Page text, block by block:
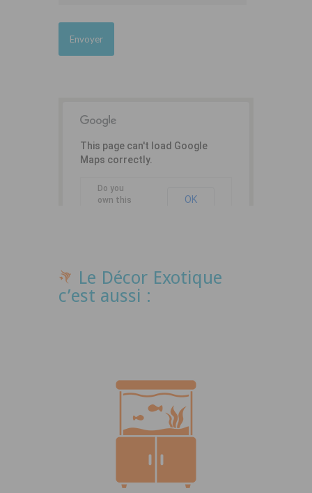
This page can't load Google
Maps correctly.
Do you
own this
OK
Le Décor Exotique
c’est aussi :